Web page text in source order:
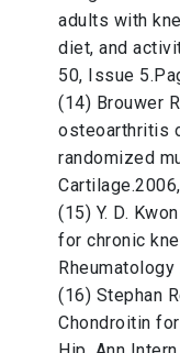
adults with
diet, and
50, Issue
(14) Brouwer
osteoarthritis
randomized
(15) Y. D.
for chronic
Rheumatology
(16) Stephan
Chondroitin